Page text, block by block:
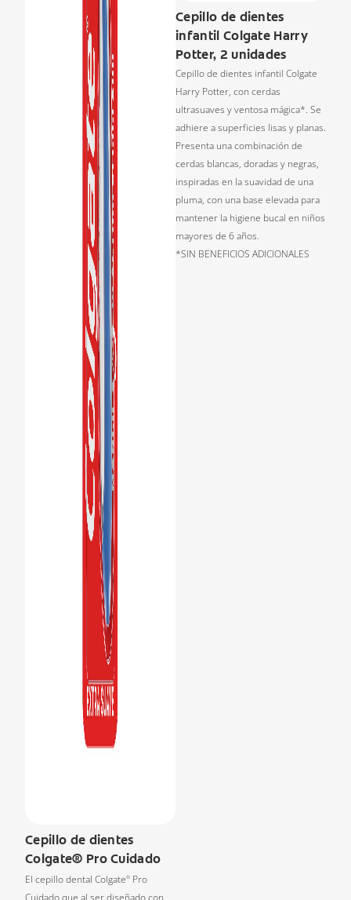
Cepillo de dientes
Colgate® Pro Cuidado
El cepillo dental Colgate® Pro
Cepillo de dientes
infantil Colgate Harry
Potter, 2 unidades
Cepillo de dientes infantil Colgate
Harry Potter, con cerdas
ultrasuaves y ventosa mágica*. Se
adhiere a superficies lisas y planas.
Presenta una combinación de
cerdas blancas, doradas y negras,
inspiradas en la suavidad de una
pluma, con una base elevada para
mantener la higiene bucal en niños
mayores de 6 años.
*SIN BENEFICIOS ADICIONALES